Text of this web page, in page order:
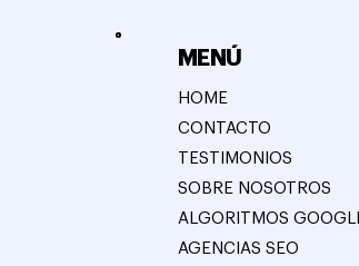
MENÚ
HOME
CONTACTO
TESTIMONIOS
SOBRE NOSOTROS
ALGORITMOS
AGENCIAS SEO